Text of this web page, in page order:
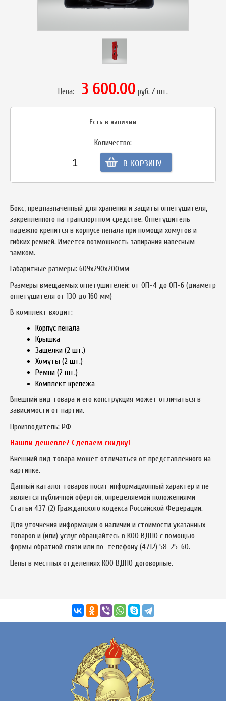
Цена: 3 600.00 руб. / шт.
Есть в наличии
Количество:
В КОРЗИНУ
Бокс, предназначенный для хранения и защиты огнетушителя,
закрепленного на транспортном средстве. Огнетушитель
надежно крепится в корпусе пенала при помощи хомутов и
гибких ремней. Имеется возможность запирания навесным
замком.
Габаритные размеры: 609х290х200мм
Размеры вмещаемых огнетушителей: от ОП-4 до ОП-6 (диаметр
огнетушителя от 130 до 160 мм)
В комплект входит:
Корпус пенала
Крышка
Защелки (2 шт.)
Хомуты (2 шт.)
Ремни (2 шт.)
Комплект крепежа
Внешний вид товара и его конструкция может отличаться в
зависимости от партии.
Производитель: РФ
Нашли дешевле? Сделаем скидку!
Внешний вид товара может отличаться от представленного на
картинке.
Данный каталог товаров носит информационный характер и не
является публичной офертой, определяемой положениями
Статьи 437 (2) Гражданского кодекса Российской Федерации.
Для уточнения информации о наличии и стоимости указанных
товаров и (или) услуг обращайтесь в КОО ВДПО с помощью
формы обратной связи или по телефону (4712) 58-25-60.
Цены в местных отделениях КОО ВДПО договорные.